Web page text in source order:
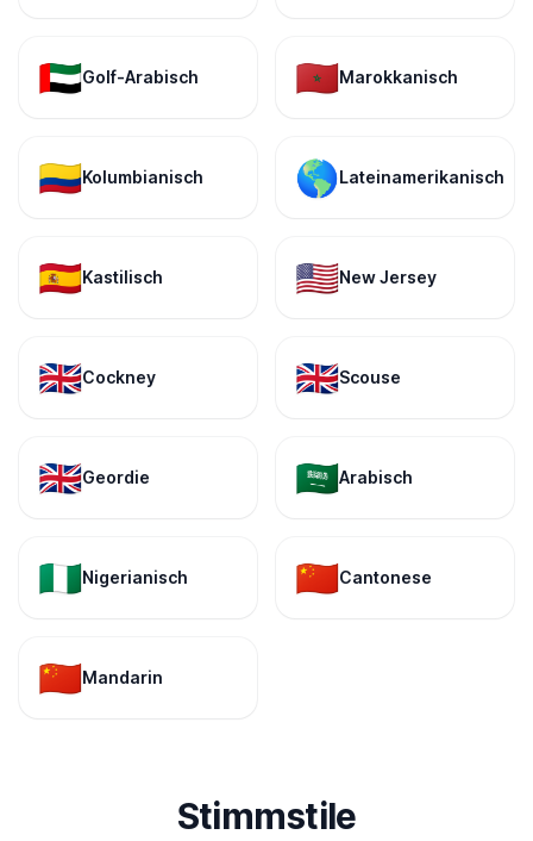
🇦🇪Golf-Arabisch 🇲🇦Marokkanisch
🇨🇴Kolumbianisch 🌎Lateinamerikanisch
🇪🇸Kastilisch 🇺🇸New Jersey
🇬🇧Cockney 🇬🇧Scouse
🇬🇧Geordie 🇸🇦Arabisch
🇳🇬Nigerianisch 🇨🇳Cantonese
🇨🇳Mandarin
Stimmstile